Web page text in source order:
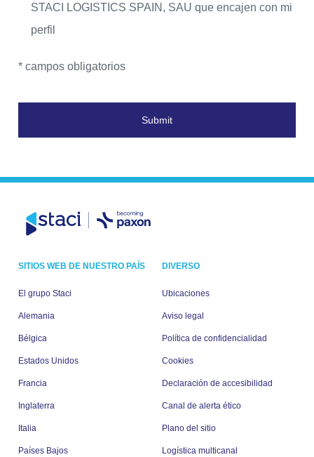
STACI LOGISTICS SPAIN, SAU que encajen con mi
perfil
* campos obligatorios
Submit
SITIOS WEB DE NUESTRO PAÍS
El grupo Staci
Alemania
Bélgica
Estados Unidos
Francia
Inglaterra
Italia
Países Bajos
DIVERSO
Ubicaciones
Aviso legal
Política de confidencialidad
Cookies
Declaración de accesibilidad
Canal de alerta ético
Plano del sitio
Logística multicanal